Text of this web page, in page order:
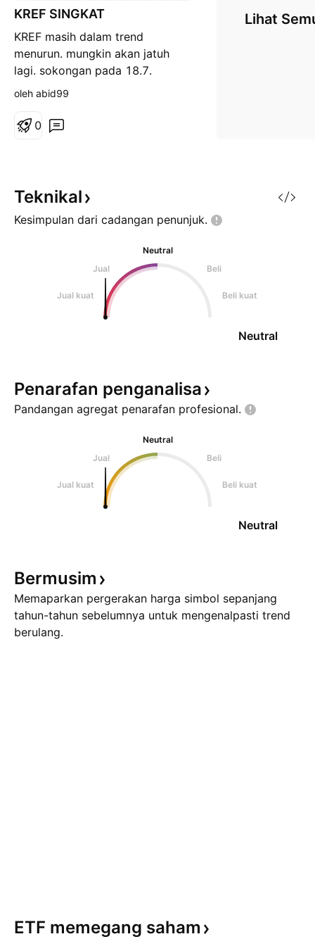
KREF SINGKAT
KREF masih dalam trend
menurun. mungkin akan jatuh
lagi. sokongan pada 18.7.
rintangan pada 19.5. Kenyataan
pembelajaran sahaja, tiada
n
k
t
oleh abid99
0
Lihat
Teknikal
Kesimpulan dari cadangan penunjuk.
Neutral
Jual
Beli
Jual kuat Beli kuat
Neutral
Penarafan penganalisa
Pandangan agregat penarafan profesional.
Neutral
Jual
Beli
Jual kuat Beli kuat
Neutral
Bermusim
Memaparkan pergerakan harga simbol sepanjang
tahun-tahun sebelumnya untuk mengenalpasti trend
berulang.
ETF memegang saham